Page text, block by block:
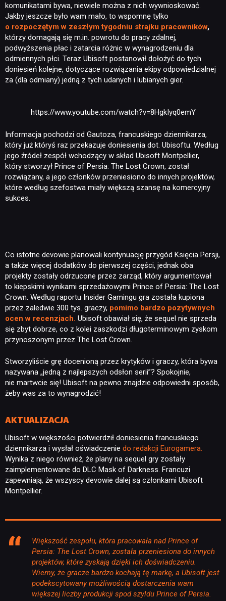
komunikatami bywa, niewiele można z nich wywnioskować.
Jakby jeszcze było wam mało, to wspomnę tylko
o rozpoczętym w zeszłym tygodniu strajku pracowników,
którzy domagają się m.in. powrotu do pracy zdalnej,
podwyższenia płac i zatarcia różnic w wynagrodzeniu dla
odmiennych płci. Teraz Ubisoft postanowił dołożyć do tych
doniesień kolejne, dotyczące rozwiązania ekipy odpowiedzialnej
za (dla odmiany) jedną z tych udanych i lubianych gier.
https://www.youtube.com/watch?v=8HgkIyq0emY
Informacja pochodzi od Gautoza, francuskiego dziennikarza,
który już któryś raz przekazuje doniesienia dot. Ubisoftu. Według
jego źródeł zespół wchodzący w skład Ubisoft Montpellier,
który stworzył Prince of Persia: The Lost Crown, został
rozwiązany, a jego członków przeniesiono do innych projektów,
które według szefostwa miały większą szansę na komercyjny
sukces.
Co istotne devowie planowali kontynuację przygód Księcia Persji,
a także więcej dodatków do pierwszej części, jednak oba
projekty zostały odrzucone przez zarząd, który argumentował
to kiepskimi wynikami sprzedażowymi Prince of Persia: The Lost
Crown. Według raportu Insider Gamingu gra została kupiona
przez zaledwie 300 tys. graczy, pomimo bardzo pozytywnych
ocen w recenzjach. Ubisoft obawiał się, że sequel nie sprzeda
się zbyt dobrze, co z kolei zaszkodzi długoterminowym zyskom
przynoszonym przez The Lost Crown.
Stworzyliście grę docenioną przez krytyków i graczy, która bywa
nazywana „jedną z najlepszych odsłon serii”? Spokojnie,
nie martwcie się! Ubisoft na pewno znajdzie odpowiedni sposób,
żeby was za to wynagrodzić!
AKTUALIZACJA
Ubisoft w większości potwierdził doniesienia francuskiego
dziennikarza i wysłał oświadczenie do redakcji Eurogamera.
Wynika z niego również, że plany na sequel gry zostały
zaimplementowane do DLC Mask of Darkness. Francuzi
zapewniają, że wszyscy devowie dalej są członkami Ubisoft
Montpellier.
Większość zespołu, która pracowała nad Prince of
Persia: The Lost Crown, została przeniesiona do innych
projektów, które zyskają dzięki ich doświadczeniu.
Wiemy, że gracze bardzo kochają tę markę, a Ubisoft jest
podekscytowany możliwością dostarczenia wam
większej liczby produkcji spod szyldu Prince of Persia.